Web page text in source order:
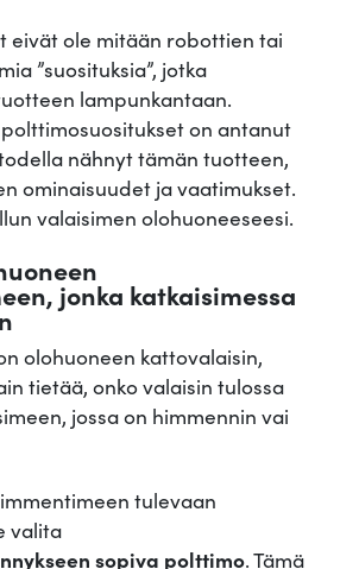
eivät ole mitään robottien tai
”suosituksia”, jotka
lampunkantaan.
on antanut
nähnyt tämän tuotteen,
ominaisuudet ja vaatimukset.
valaisimen olohuoneeseesi.
jonka katkaisimessa
olohuoneen kattovalaisin,
tietää, onko valaisin tulossa
jossa on himmennin vai
tulevaan
valita
sopiva polttimo. Tämä